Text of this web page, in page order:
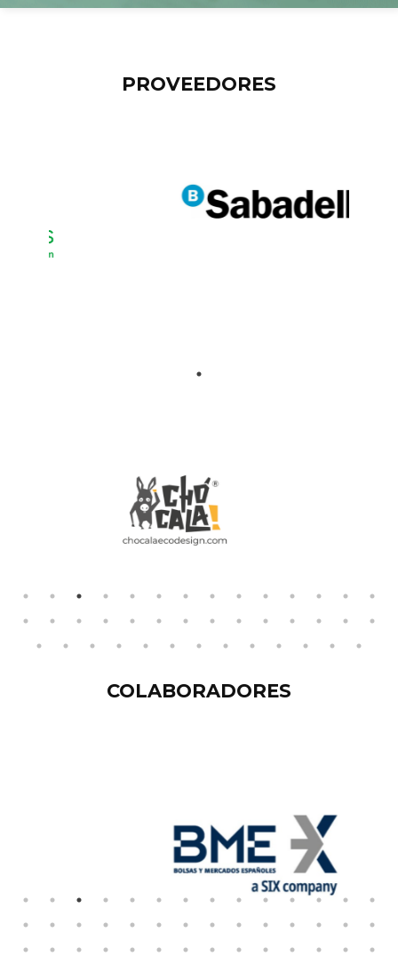
PROVEEDORES
COLABORADORES